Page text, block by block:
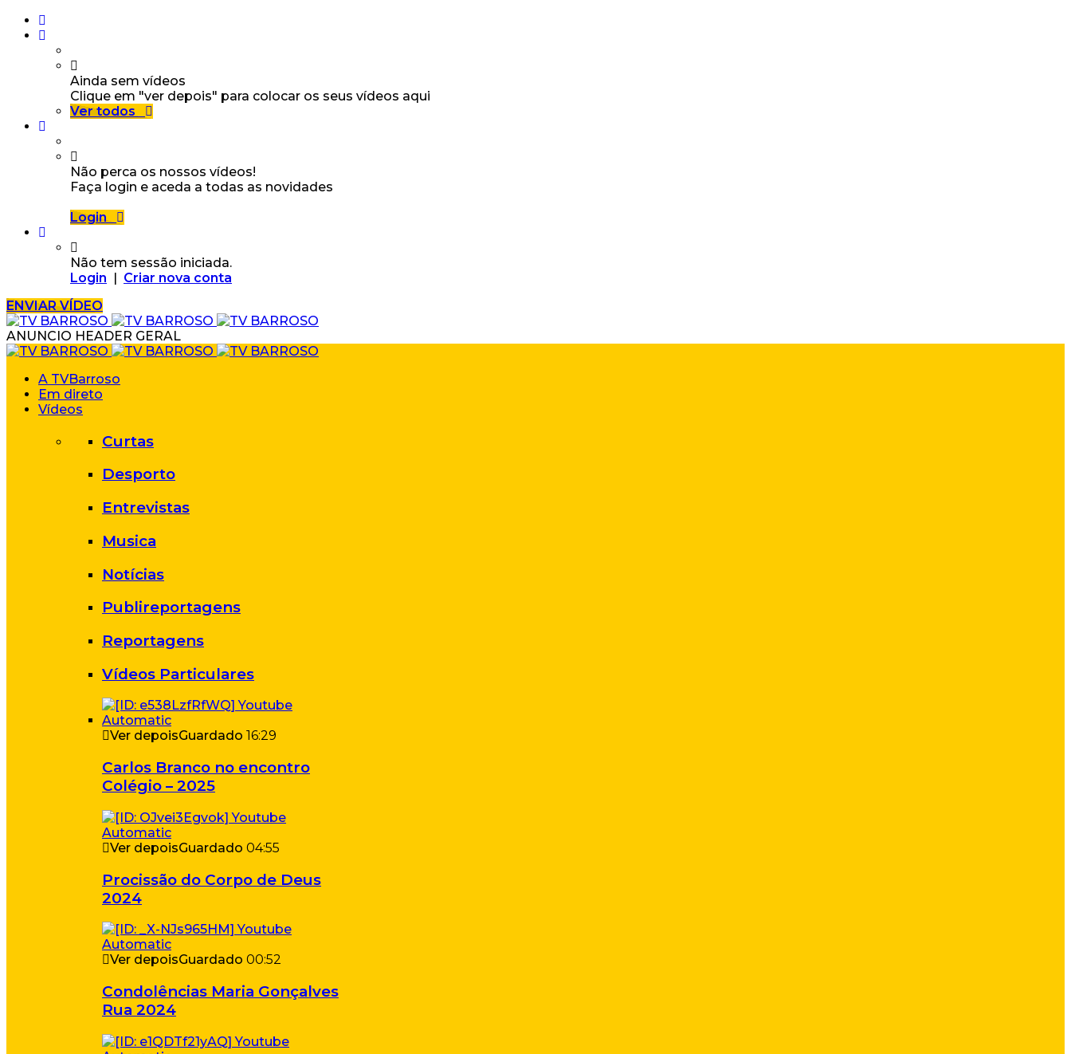
Ainda sem vídeos
Clique em "ver depois" para colocar os seus vídeos aqui
Ver todos
Não perca os nossos vídeos!
Faça login e aceda a todas as novidades
Login
Não tem sessão iniciada.
Login | Criar nova conta
ENVIAR VÍDEO
ANUNCIO HEADER GERAL
A TVBarroso
Em direto
Vídeos
Curtas
Desporto
Entrevistas
Musica
Notícias
Publireportagens
Reportagens
Vídeos Particulares
Ver depoisGuardado 16:29
Carlos Branco no encontro
Colégio – 2025
Ver depoisGuardado 04:55
Procissão do Corpo de Deus
2024
Ver depoisGuardado 00:52
Condolências Maria Gonçalves
Rua 2024